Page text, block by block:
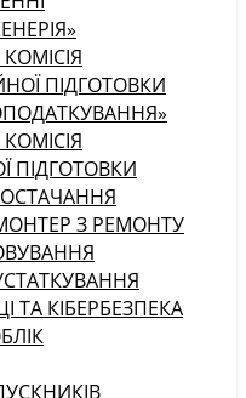
ПІДГОТОВКИ
ПІДГОТОВКИ
З РЕМОНТУ
ТА КІБЕРБЕЗПЕКА